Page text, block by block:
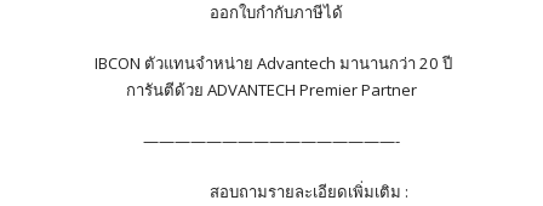
ออกใบกํากับภาษีได้
IBCON ตัวแทนจำหน่าย Advantech มานานกว่า 20 ปี
การันตีด้วย ADVANTECH Premier Partner
————————————————-
สอบถามรายละเอียดเพิ่มเติม :